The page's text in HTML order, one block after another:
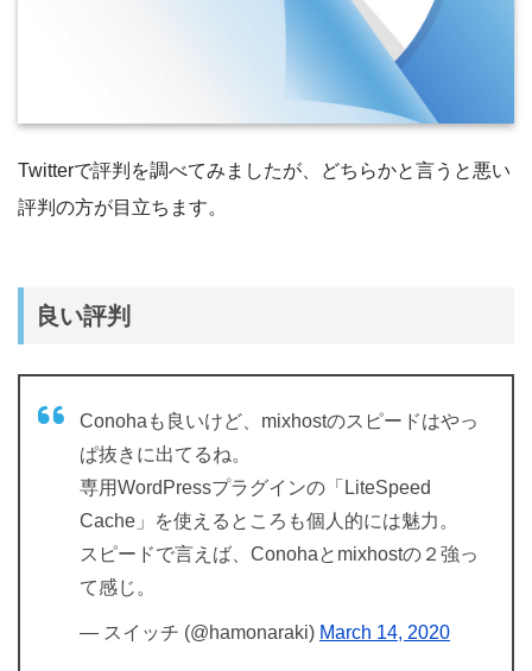
Twitterで評判を調べてみましたが、どちらかと言うと悪い
評判の方が目立ちます。
良い評判
Conohaも良いけど、mixhostのスピードはやっ
ぱ抜きに出てるね。
専用WordPressプラグインの「LiteSpeed
Cache」を使えるところも個人的には魅力。
スピードで言えば、Conohaとmixhostの２強っ
て感じ。
— スイッチ (@hamonaraki) March 14, 2020